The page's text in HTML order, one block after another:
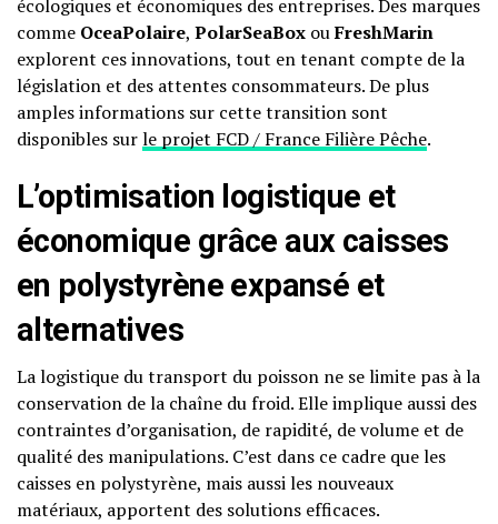
écologiques et économiques des entreprises. Des marques
comme OceaPolaire, PolarSeaBox ouFreshMarin
explorent ces innovations, tout en tenant compte de la
législation et des attentes consommateurs. De plus
amples informations sur cette transition sont
disponibles surle projet FCD / France Filière Pêche.
L’optimisation logistique et
économique grâce aux caisses
en polystyrène expansé et
alternatives
La logistique du transport du poisson ne se limite pas à la
conservation de la chaîne du froid. Elle implique aussi des
contraintes d’organisation, de rapidité, de volume et de
qualité des manipulations. C’est dans ce cadre que les
caisses en polystyrène, mais aussi les nouveaux
matériaux, apportent des solutions efficaces.